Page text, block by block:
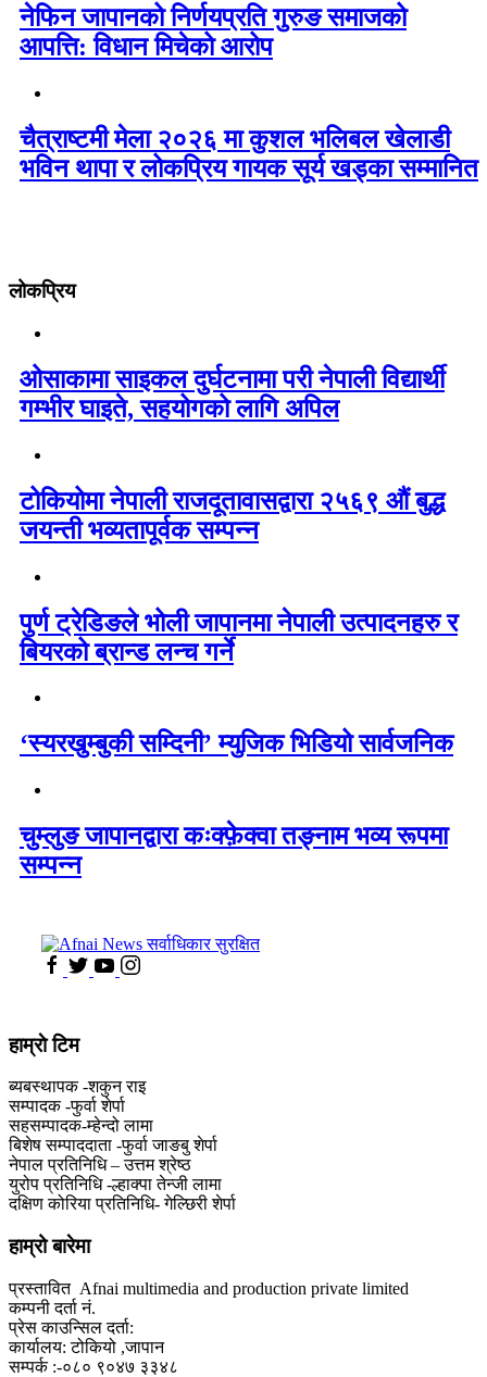
नेफिन जापानको निर्णयप्रति गुरुङ समाजको
आपत्ति: विधान मिचेको आरोप
चैत्राष्टमी मेला २०२६ मा कुशल भलिबल खेलाडी
भविन थापा र लोकप्रिय गायक सूर्य खड्का सम्मानित
लोकप्रिय
ओसाकामा साइकल दुर्घटनामा परी नेपाली विद्यार्थी
गम्भीर घाइते, सहयोगको लागि अपिल
टोकियोमा नेपाली राजदूतावासद्वारा २५६९ औं बुद्ध
जयन्ती भव्यतापूर्वक सम्पन्न
पुर्ण ट्रेडिङले भोली जापानमा नेपाली उत्पादनहरु र
बियरको ब्रान्ड लन्च गर्ने
‘स्यरखुम्बुकी सम्दिनी’ म्युजिक भिडियो सार्वजनिक
चुम्लुङ जापानद्वारा कःक्फ़ेक्वा तङ्नाम भव्य रूपमा
सम्पन्न
हाम्राे टिम
ब्यबस्थापक -शकुन राइ
सम्पादक -फुर्वा शेर्पा
सहसम्पादक-म्हेन्दो लामा
‍बिशेष सम्पाददाता -फुर्वा जा‌ङबु शेर्पा
नेपाल प्रतिनिधि – उत्तम श्रेष्ठ
युरोप प्रतिनिधि -ल्हाक्पा तेन्जी लामा
दक्षिण कोरिया प्रतिनिधि- गेल्छिरी शेर्पा
हाम्रो बारेमा
प्रस्तावित Afnai multimedia and production private limited
कम्पनी दर्ता नं.
प्रेस काउन्सिल दर्ता:
कार्यालय: टोकियो ,जापान
सम्पर्क :-०८० ९०४७ ३३४८